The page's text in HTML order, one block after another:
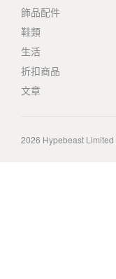
飾品配件
鞋類
生活
折扣商品
文章
2026 Hypebeast Limited